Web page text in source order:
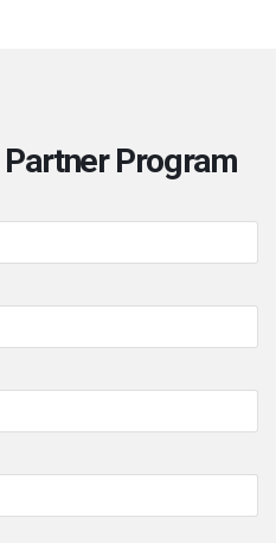
Partner Program